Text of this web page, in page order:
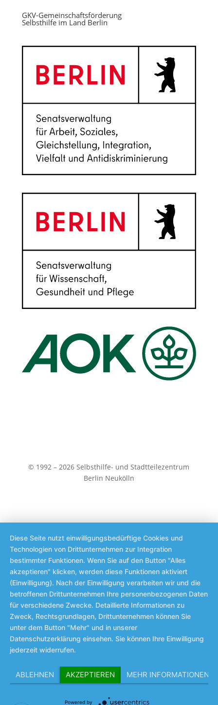
GKV-Gemeinschaftsförderung
Selbsthilfe im Land Berlin
© 1992 – 2026 Selbsthilfe- und Stadtteilezentrum
Berlin Neukölln
Diese Seite nutzt einwilligungsbedürftige Cookies und
Technologien von Drittunternehmen zur Integration
bestimmter Funktionen. Wenn Sie auf den Button "Alles
akzeptieren" klicken, werden diese Funktionen aktiviert
(Einwilligung). Nach der Einwilligung verarbeiten wir und die
betroffenen Drittunternehmen Ihre personenbezogenen Daten
für verschiedene Zwecke. Detaillierte Informationen zu
Zweck, Rechtsgrundlagen, Drittunternehmen können Sie
unter dem Button "Mehr" und in unserer
Datenschutzerklärung einsehen. Sie können Ihre Einwilligung
jederzeit widerrufen.
ABLEHNEN AKZEPTIEREN MEHR INFORMATIONEN
Powered by